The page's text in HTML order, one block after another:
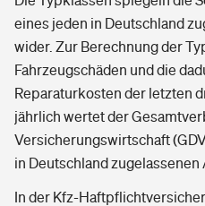
eines jeden in Deutschland
wider. Zur Berechnung der
Fahrzeugschäden und die
Reparaturkosten der letzten
jährlich wertet der
Versicherungswirtschaft
in Deutschland zugelassenen
In der Kfz-